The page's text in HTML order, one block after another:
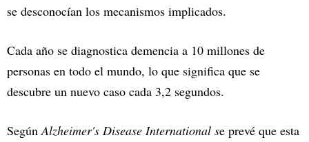
se desconocían los mecanismos implicados.
Cada año se diagnostica demencia a 10 millones de
personas en todo el mundo, lo que significa que se
descubre un nuevo caso cada 3,2 segundos.
SegúnAlzheimer's Disease International se prevé que esta